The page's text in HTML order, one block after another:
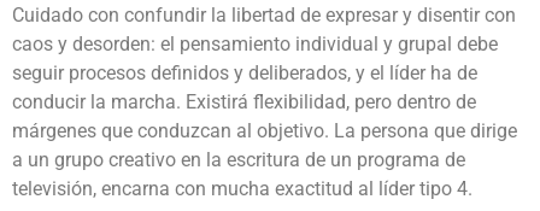
Cuidado con confundir la libertad de expresar y disentir con
caos y desorden: el pensamiento individual y grupal debe
seguir procesos definidos y deliberados, y el líder ha de
conducir la marcha. Existirá flexibilidad, pero dentro de
márgenes que conduzcan al objetivo. La persona que dirige
a un grupo creativo en la escritura de un programa de
televisión, encarna con mucha exactitud al líder tipo 4.